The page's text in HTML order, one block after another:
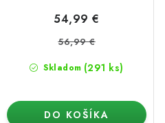
Skladom (291 ks)
54,99 €
56,99 €
DO KOŠÍKA